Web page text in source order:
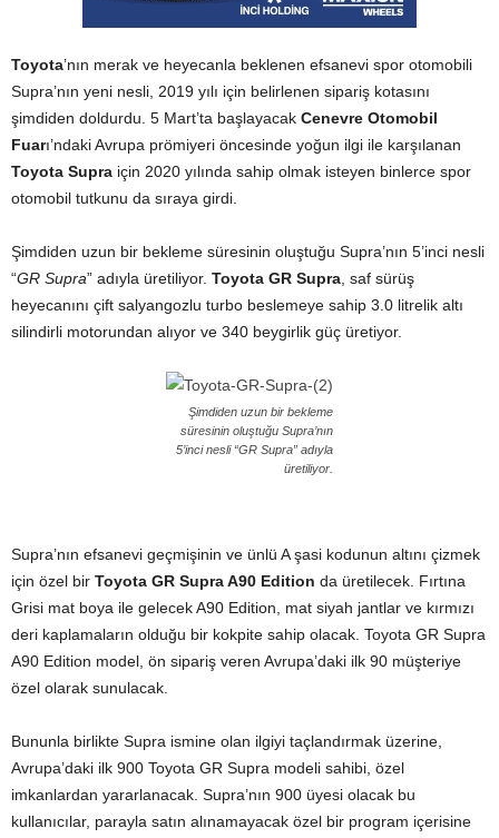
Toyota’nın merak ve heyecanla beklenen efsanevi spor otomobili
Supra’nın yeni nesli, 2019 yılı için belirlenen sipariş kotasını
şimdiden doldurdu. 5 Mart’ta başlayacak Cenevre Otomobil
Fuarı’ndaki Avrupa prömiyeri öncesinde yoğun ilgi ile karşılanan
Toyota Supra için 2020 yılında sahip olmak isteyen binlerce spor
otomobil tutkunu da sıraya girdi.
Şimdiden uzun bir bekleme süresinin oluştuğu Supra’nın 5’inci nesli
“GR Supra” adıyla üretiliyor. Toyota GR Supra , saf sürüş
heyecanını çift salyangozlu turbo beslemeye sahip 3.0 litrelik altı
silindirli motorundan alıyor ve 340 beygirlik güç üretiyor.
Şimdiden uzun bir bekleme
süresinin oluştuğu Supra’nın
5’inci nesli “GR Supra” adıyla
üretiliyor.
Supra’nın efsanevi geçmişinin ve ünlü A şasi kodunun altını çizmek
için özel bir Toyota GR Supra A90 Edition da üretilecek. Fırtına
Grisi mat boya ile gelecek A90 Edition, mat siyah jantlar ve kırmızı
deri kaplamaların olduğu bir kokpite sahip olacak. Toyota GR Supra
A90 Edition model, ön sipariş veren Avrupa’daki ilk 90 müşteriye
özel olarak sunulacak.
Bununla birlikte Supra ismine olan ilgiyi taçlandırmak üzerine,
Avrupa’daki ilk 900 Toyota GR Supra modeli sahibi, özel
imkanlardan yararlanacak. Supra’nın 900 üyesi olacak bu
kullanıcılar, parayla satın alınamayacak özel bir program içerisine